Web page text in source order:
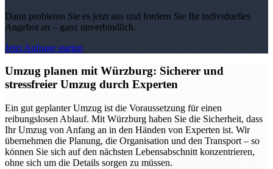
Dann probieren Sie es jetzt aus und fordern Sie Ihr individuelles
Angebot an – ganz unverbindlich.
Jetzt Anfrage starten
Umzug planen mit Würzburg: Sicherer und
stressfreier Umzug durch Experten
Ein gut geplanter Umzug ist die Voraussetzung für einen
reibungslosen Ablauf. Mit Würzburg haben Sie die Sicherheit, dass
Ihr Umzug von Anfang an in den Händen von Experten ist. Wir
übernehmen die Planung, die Organisation und den Transport – so
können Sie sich auf den nächsten Lebensabschnitt konzentrieren,
ohne sich um die Details sorgen zu müssen.